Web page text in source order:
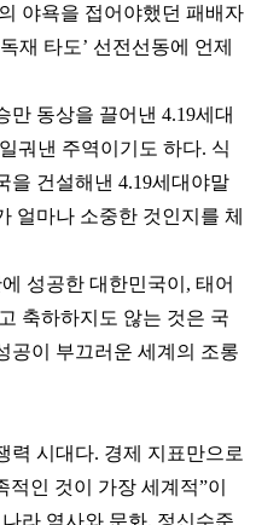
야욕을 접어야했던 패배자
재 타도’ 선전선동에 언제
만 동상을 끌어낸 4.19세대
궈낸 주역이기도 하다. 식
을 건설해낸 4.19세대야말
얼마나 소중한 것인지를 체
성공한 대한민국이, 태어
축하하지도 않는 것은 국
공이 부끄러운 세계의 조롱
력 시대다. 경제 지표만으로
인 것이 가장 세계적”이
라 역사와 문화, 정신수준